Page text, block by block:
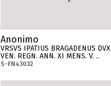
Anonimo
VRSVS IPATIUS BRAGADENUS DVX
VEN. REGN. ANN. XI MENS. V. ..
S-FN43032